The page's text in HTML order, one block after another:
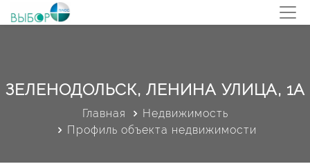
ЗЕЛЕНОДОЛЬСК, ЛЕНИНА УЛИЦА, 1А
Главная
Недвижимость
Профиль объекта недвижимости